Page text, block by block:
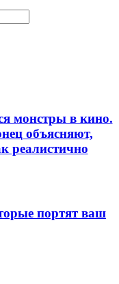
монстры в кино.
объясняют,
реалистично
портят ваш